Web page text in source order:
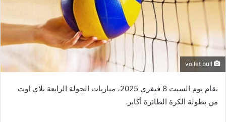
تقام يوم السبت 8 فيفري 2025، مباريات الجولة الرابعة بلاي اوت
من بطولة الكرة الطائرة أكابر.